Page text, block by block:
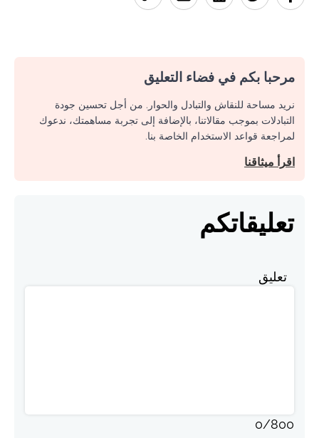
مرحبا بكم في فضاء التعليق
نريد مساحة للنقاش والتبادل والحوار. من أجل تحسين جودة
التبادلات بموجب مقالاتنا، بالإضافة إلى تجربة مساهمتك، ندعوك
لمراجعة قواعد الاستخدام الخاصة بنا.
اقرأ ميثاقنا
تعليقاتكم
تعليق
0/800